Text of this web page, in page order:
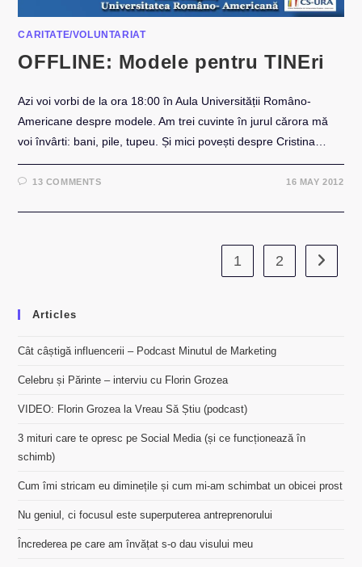
CARITATE/VOLUNTARIAT
OFFLINE: Modele pentru TINEri
Azi voi vorbi de la ora 18:00 în Aula Universității Româno-
Americane despre modele. Am trei cuvinte în jurul cărora mă
voi învârti: bani, pile, tupeu. Și mici povești despre Cristina…
13 COMMENTS 16 MAY 2012
1 2 Go to
Articles
Cât câștigă influencerii – Podcast Minutul de Marketing
Celebru și Părinte – interviu cu Florin Grozea
VIDEO: Florin Grozea la Vreau Să Știu (podcast)
3 mituri care te opresc pe Social Media (și ce funcționează în
schimb)
Cum îmi stricam eu diminețile și cum mi-am schimbat un obicei prost
Nu geniul, ci focusul este superputerea antreprenorului
Încrederea pe care am învățat s-o dau visului meu